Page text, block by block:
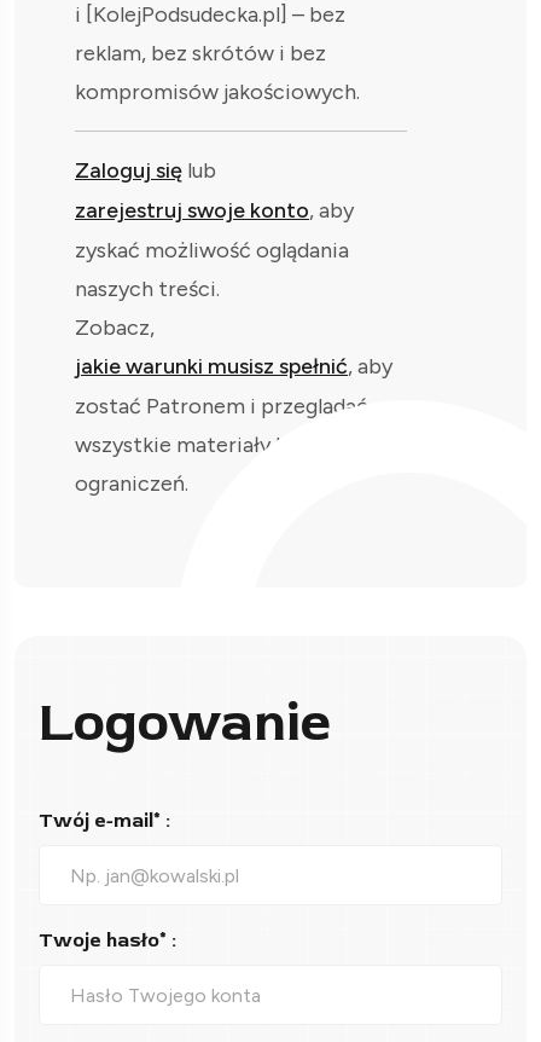
i [KolejPodsudecka.pl] – bez
reklam, bez skrótów i bez
kompromisów jakościowych.
Zaloguj się lub
zarejestruj swoje konto, aby
zyskać możliwość oglądania
naszych treści.
Zobacz,
jakie warunki musisz spełnić, aby
zostać Patronem i przeglądać
wszystkie materiały bez
ograniczeń.
Logowanie
Twój e-mail* :
Twoje hasło* :